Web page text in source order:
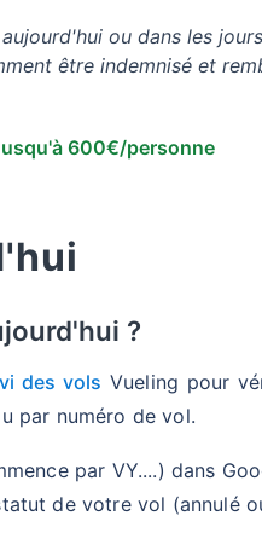
ou dans les
être indemnisé et
600€/personne
?
des vols Vueling pour
par numéro de vol.
par VY....) dans
de votre vol (annulé